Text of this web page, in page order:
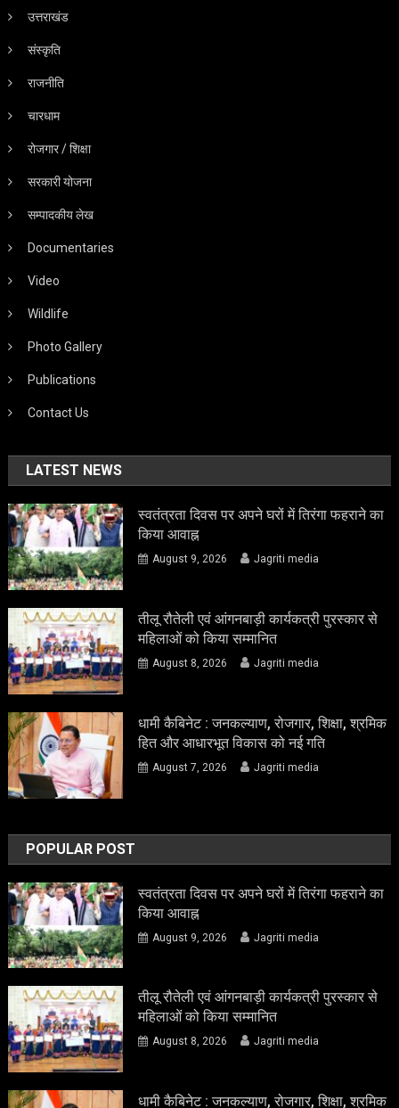
उत्तराखंड
संस्कृति
राजनीति
चारधाम
रोजगार / शिक्षा
सरकारी योजना
सम्पादकीय लेख
Documentaries
Video
Wildlife
Photo Gallery
Publications
Contact Us
LATEST NEWS
स्वतंत्रता दिवस पर अपने घरों में तिरंगा फहराने का
किया आवाह्न
August 9, 2026 Jagriti media
तीलू रौतेली एवं आंगनबाड़ी कार्यकत्री पुरस्कार से
महिलाओं को किया सम्मानित
August 8, 2026 Jagriti media
धामी कैबिनेट : जनकल्याण, रोजगार, शिक्षा, श्रमिक
हित और आधारभूत विकास को नई गति
August 7, 2026 Jagriti media
POPULAR POST
स्वतंत्रता दिवस पर अपने घरों में तिरंगा फहराने का
किया आवाह्न
August 9, 2026 Jagriti media
तीलू रौतेली एवं आंगनबाड़ी कार्यकत्री पुरस्कार से
महिलाओं को किया सम्मानित
August 8, 2026 Jagriti media
धामी कैबिनेट : जनकल्याण, रोजगार, शिक्षा, श्रमिक